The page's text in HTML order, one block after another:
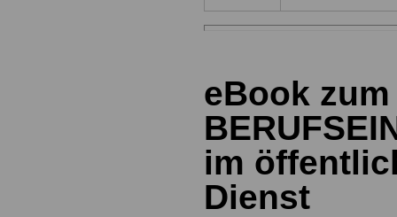
eBook zum
im
Dienst